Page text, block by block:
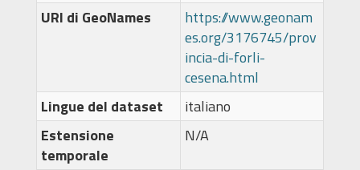
URI di GeoNames
https://www.geonam
es.org/3176745/prov
incia-di-forli-
cesena.html
Lingue del dataset
italiano
Estensione
temporale
N/A